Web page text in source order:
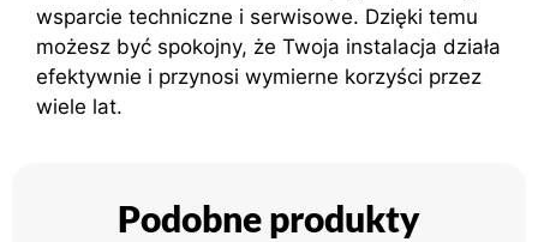
wsparcie techniczne i serwisowe. Dzięki temu
możesz być spokojny, że Twoja instalacja działa
efektywnie i przynosi wymierne korzyści przez
wiele lat.
Podobne produkty